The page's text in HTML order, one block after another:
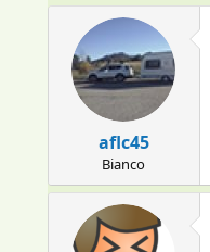
aflc45
Bianco